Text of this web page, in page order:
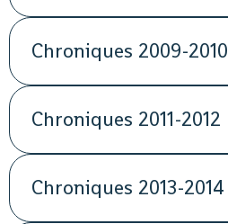
Chroniques 2009-2010
Chroniques 2011-2012
Chroniques 2013-2014